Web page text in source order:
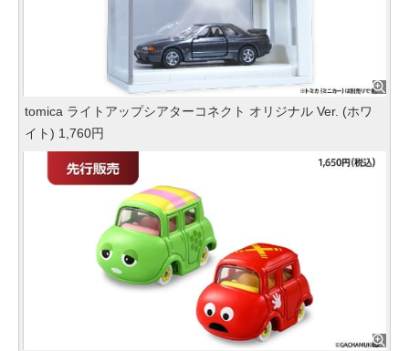
tomica ライトアップシアターコネクト オリジナル Ver. (ホワ
イト) 1,760円